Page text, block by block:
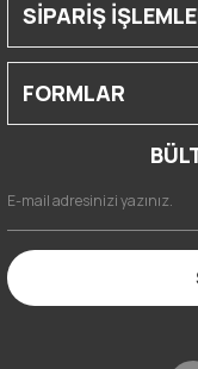
SİPARİŞ
FORMLAR